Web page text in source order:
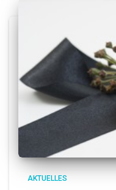
AKTUELLES